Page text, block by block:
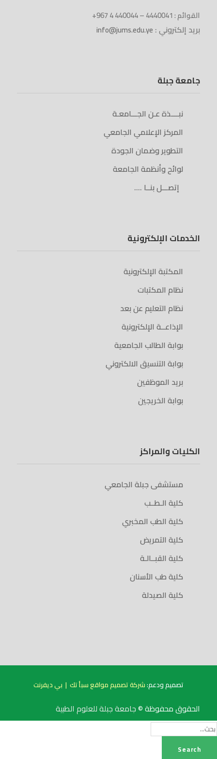
القوائم : 4440041 – 440044 4 967+
بريد إلكتروني : info@jums.edu.ye
جامعة جبلة
نبــــذة عـن الجـــامعـة
المركز الإعلامي الجامعي
التطوير وضمان الجودة
لوائح وأنظمة الجامعة
إتصـــل بنــا ….
الخدمات الإلكترونية
المكتبة الإلكترونية
نظام المكتبات
نظام التعليم عن بعد
الإذاعــة الإلكترونية
بوابة الطالب الجامعية
بوابة التنسيق الالكتروني
بريد الموظفين
بوابة الخريجين
الكليات والمراكز
مستشفى جبلة الجامعي
كلية الـطــب
كلية الطب المخبري
كلية التمريض
كلية القبــالـة
كلية طب الأسنان
كلية الصيدلة
تصميم ودعم:شركة تصميم مواقع سبأ تك | بي ديفرنت
الحقوق محفوظة ©جامعة جبلة للعلوم الطبية